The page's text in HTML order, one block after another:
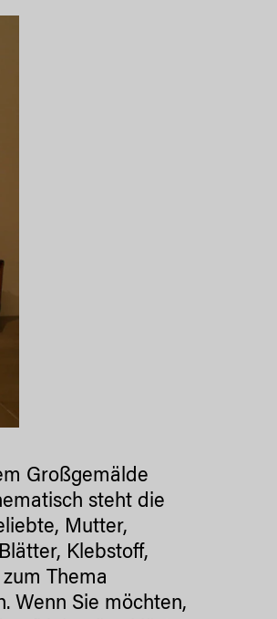
Großgemälde
steht die
Mutter,
Klebstoff,
Thema
Wenn Sie möchten,